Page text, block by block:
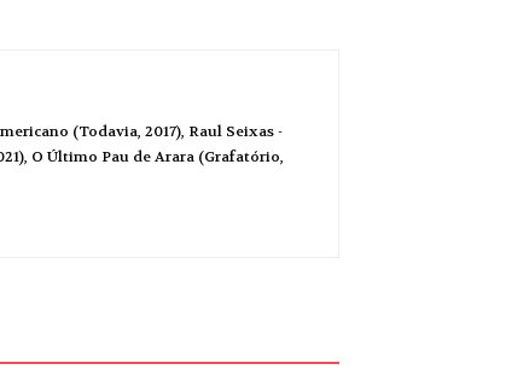
(Todavia, 2017), Raul Seixas -
O Último Pau de Arara (Grafatório,